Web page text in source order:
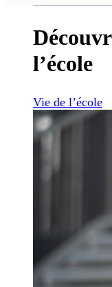
l’école
Vie de l’école